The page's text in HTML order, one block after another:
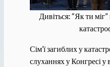
Дивіться: “Як ти
Сім’ї загиблих у
слуханнях у Конгресі у